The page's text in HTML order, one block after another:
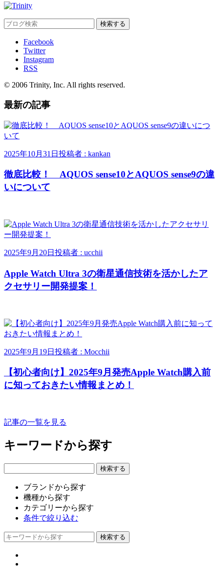
Facebook
Twitter
Instagram
RSS
© 2006 Trinity, Inc. All rights reserved.
最新の記事
2025年10月31日 投稿者 : kankan
徹底比較！ AQUOS sense10とAQUOS sense9の違
いについて
2025年9月20日 投稿者 : ucchii
Apple Watch Ultra 3の衛星通信技術を活かしたア
クセサリー開発提案！
2025年9月19日 投稿者 : Mocchii
【初心者向け】2025年9月発売Apple Watch購入前
に知っておきたい情報まとめ！
記事の一覧を見る
キーワードから探す
ブランドから探す
機種から探す
カテゴリーから探す
条件で絞り込む